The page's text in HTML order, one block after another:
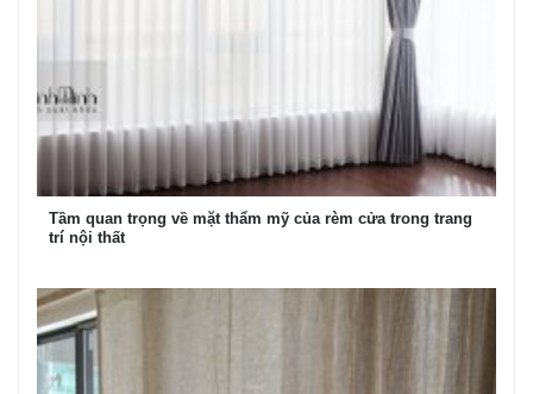
Tầm quan trọng về mặt thẩm mỹ của rèm cửa trong trang
trí nội thất